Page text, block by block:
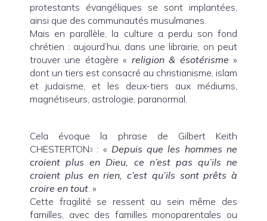
protestants évangéliques se sont implantées,
ainsi que des communautés musulmanes.
Mais en parallèle, la culture a perdu son fond
chrétien : aujourd’hui, dans une librairie, on peut
trouver une étagère « religion & ésotérisme »
dont un tiers est consacré au christianisme, islam
et judaïsme, et les deux-tiers aux médiums,
magnétiseurs, astrologie, paranormal.
Cela évoque la phrase de Gilbert Keith
CHESTERTON3 : « Depuis que les hommes ne
croient plus en Dieu, ce n’est pas qu’ils ne
croient plus en rien, c’est qu’ils sont prêts à
croire en tout. »
Cette fragilité se ressent au sein même des
familles, avec des familles monoparentales ou